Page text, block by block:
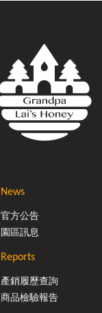
News
官方公告
園區訊息
Reports
產銷履歷查詢
商品檢驗報告